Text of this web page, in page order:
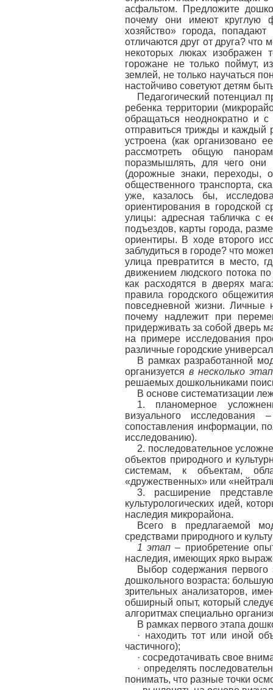
асфальтом. Предложите
почему они имеют круглую
хозяйство» города,
отличаются друг от друга?
некоторых люках изображен
горожане не только поймут,
землей, не только научаться
настойчиво советуют детям
Педагогический потенциал
ребенка территории
обращаться неоднократно и
отправиться трижды и каждый
устроена (как организовано
рассмотреть общую
поразмышлять, для чего они
(дорожные знаки, переходы,
общественного транспорта,
уже, казалось бы,
ориентирования в городской
улицы: адресная табличка с
подъездов, карты города,
ориентиры. В ходе второго
заблудиться в городе? что
улица превратится в место,
движением людского потока
как расходятся в дверях
правила городского
повседневной жизни. Личные
почему надлежит при
придерживать за собой дверь
на примере исследования
различные городские
В рамках разработанной
организуется в несколько
решаемых дошкольниками
В основе систематизации
1. планомерное
визуального
сопоставления информации,
исследованию).
2. последовательное
объектов природного и
системам, к объектам,
«дружественных» или
3. расширение
культурологических идей,
наследия микрорайона.
Всего в предлагаемой
средствами природного и
1 этап – приобретение
наследия, имеющих ярко
Выбор содержания первого
дошкольного возраста:
зрительных анализаторов,
обширный опыт, который
алгоритмах специально
В рамках первого этапа
· находить тот или иной
частичного);
· сосредотачивать свое
· определять
понимать, что разные точки